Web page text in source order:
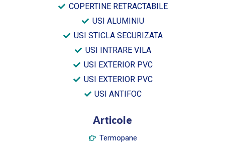
COPERTINE RETRACTABILE
USI ALUMINIU
USI STICLA SECURIZATA
USI INTRARE VILA
USI EXTERIOR PVC
USI EXTERIOR PVC
USI ANTIFOC
Articole
Termopane